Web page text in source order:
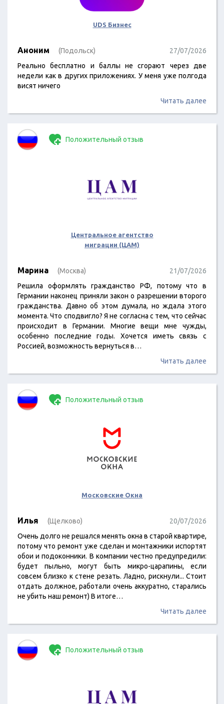
UDS Бизнес
Аноним (Подольск)
27/07/2026
Реально бесплатно и баллы не сгорают через две
недели как в других приложениях. У меня уже полгода
висят ничего
Читать далее
Положительный отзыв
Центральное агентство
миграции (ЦАМ)
Марина (Москва)
21/07/2026
Решила оформлять гражданство РФ, потому что в
Германии наконец приняли закон о разрешении второго
гражданства. Давно об этом думала, но ждала этого
момента. Что сподвигло? Я не согласна с тем, что сейчас
происходит в Германии. Многие вещи мне чужды,
особенно последние годы. Хочется иметь связь с
Россией, возможность вернуться в…
Читать далее
Положительный отзыв
Московские Окна
Илья (Щелково)
20/07/2026
Очень долго не решался менять окна в старой квартире,
потому что ремонт уже сделан и монтажники испортят
обои и подоконники. В компании честно предупредили:
будет пыльно, могут быть микро-царапины, если
совсем близко к стене резать. Ладно, рискнули... Стоит
отдать должное, работали очень аккуратно, старались
не убить наш ремонт) В итоге…
Читать далее
Положительный отзыв